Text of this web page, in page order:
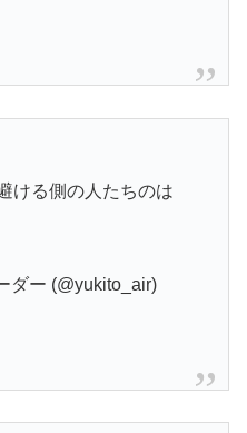
ける側の人たちのは
ダー (@yukito_air)